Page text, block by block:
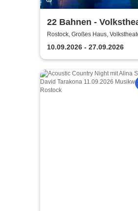
22 Bahnen -
Rostock
Rostock, Großes Haus,
10.09.2026 - 27.09.2026